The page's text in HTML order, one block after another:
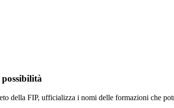
della FIP, ufficializza i nomi delle formazioni che